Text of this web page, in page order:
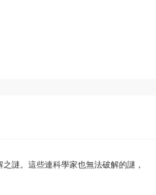
謎。這些連科學家也無法破解的謎，